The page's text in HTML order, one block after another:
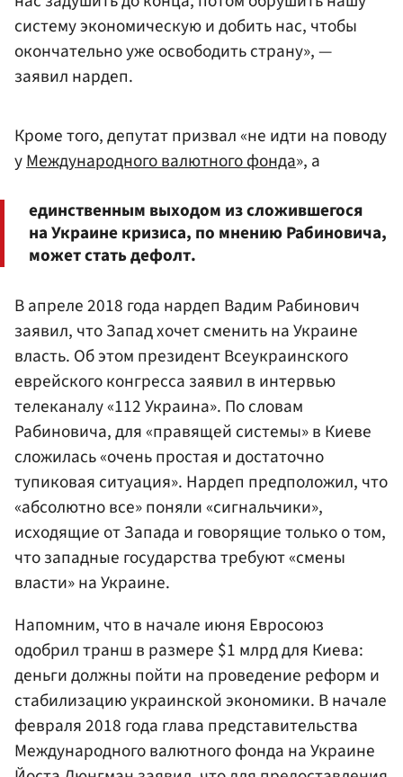
систему экономическую и добить нас, чтобы
окончательно уже освободить страну», —
заявил нардеп.
Кроме того, депутат призвал «не идти на поводу
уМеждународного валютного фонда», а
единственным выходом из сложившегося
на Украине кризиса, по мнению Рабиновича,
может стать дефолт.
В апреле 2018 года нардеп Вадим Рабинович
заявил, что Запад хочет сменить на Украине
власть. Об этом президент Всеукраинского
еврейского конгресса заявил в интервью
телеканалу «112 Украина». По словам
Рабиновича, для «правящей системы» в Киеве
сложилась «очень простая и достаточно
тупиковая ситуация». Нардеп предположил, что
«абсолютно все» поняли «сигнальчики»,
исходящие от Запада и говорящие только о том,
что западные государства требуют «смены
власти» на Украине.
Напомним, что в начале июня Евросоюз
одобрил транш в размере $1 млрд для Киева:
деньги должны пойти на проведение реформ и
стабилизацию украинской экономики. В начале
февраля 2018 года глава представительства
Международного валютного фонда на Украине